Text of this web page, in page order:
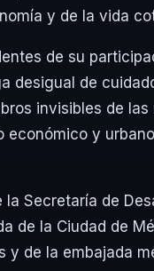
y de la vida
de su
desigual de
invisibles de las
y
la Secretaría de
de la Ciudad de
y de la embajada